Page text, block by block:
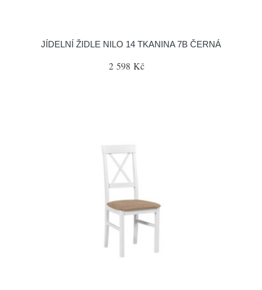
JÍDELNÍ ŽIDLE NILO 14 TKANINA 7B ČERNÁ
2 598 Kč